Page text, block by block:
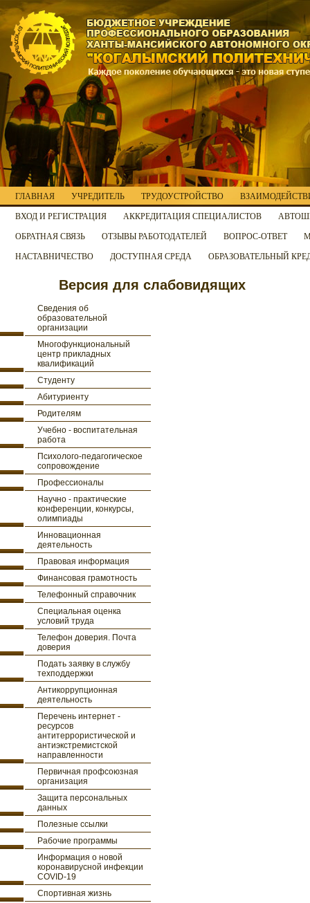
ГЛАВНАЯ УЧРЕДИТЕЛЬ ТРУДОУСТРОЙСТВО
ВХОД И РЕГИСТРАЦИЯ АККРЕДИТАЦИЯ СПЕЦИАЛИСТОВ
ОБРАТНАЯ СВЯЗЬ ОТЗЫВЫ РАБОТОДАТЕЛЕЙ ВОПРОС-ОТВЕТ
НАСТАВНИЧЕСТВО ДОСТУПНАЯ СРЕДА ОБРАЗОВАТЕЛЬНЫЙ
Версия для слабовидящих
Сведения об
образовательной
организации
Многофункциональный
центр прикладных
квалификаций
Студенту
Абитуриенту
Родителям
Учебно - воспитательная
работа
Психолого-педагогическое
сопровождение
Профессионалы
Научно - практические
конференции, конкурсы,
олимпиады
Инновационная
деятельность
Правовая информация
Финансовая грамотность
Телефонный справочник
Специальная оценка
условий труда
Телефон доверия. Почта
доверия
Подать заявку в службу
техподдержки
Антикоррупционная
деятельность
Перечень интернет -
ресурсов
антитеррористической и
антиэкстремистской
направленности
Первичная профсоюзная
организация
Защита персональных
данных
Полезные ссылки
Рабочие программы
Информация о новой
коронавирусной инфекции
COVID-19
Спортивная жизнь